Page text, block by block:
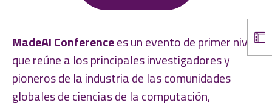
MadeAI Conferencees un evento de primer nivel
que reúne a los principales investigadores y
pioneros de la industria de las comunidades
globales de ciencias de la computación,